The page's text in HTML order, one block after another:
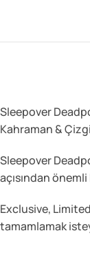
Sleepover
Kahraman &
Sleepover
açısından
Exclusive,
tamamlamak